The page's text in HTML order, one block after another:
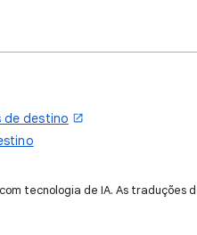
de destino
tecnologia de IA. As traduções